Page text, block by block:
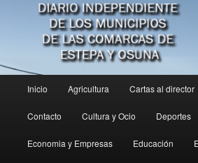
principal
Inicio Agricultura Cartas al director
Contacto Cultura y Ocio Deportes
Economia y Empresas Educación